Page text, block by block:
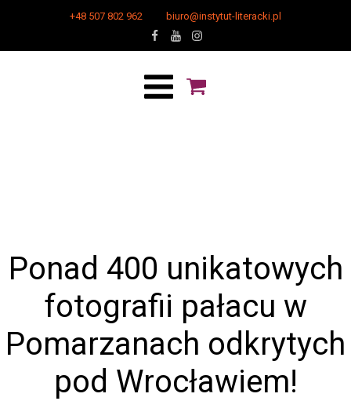
+48 507 802 962 biuro@instytut-literacki.pl
Ponad 400 unikatowych
fotografii pałacu w
Pomarzanach odkrytych
pod Wrocławiem!